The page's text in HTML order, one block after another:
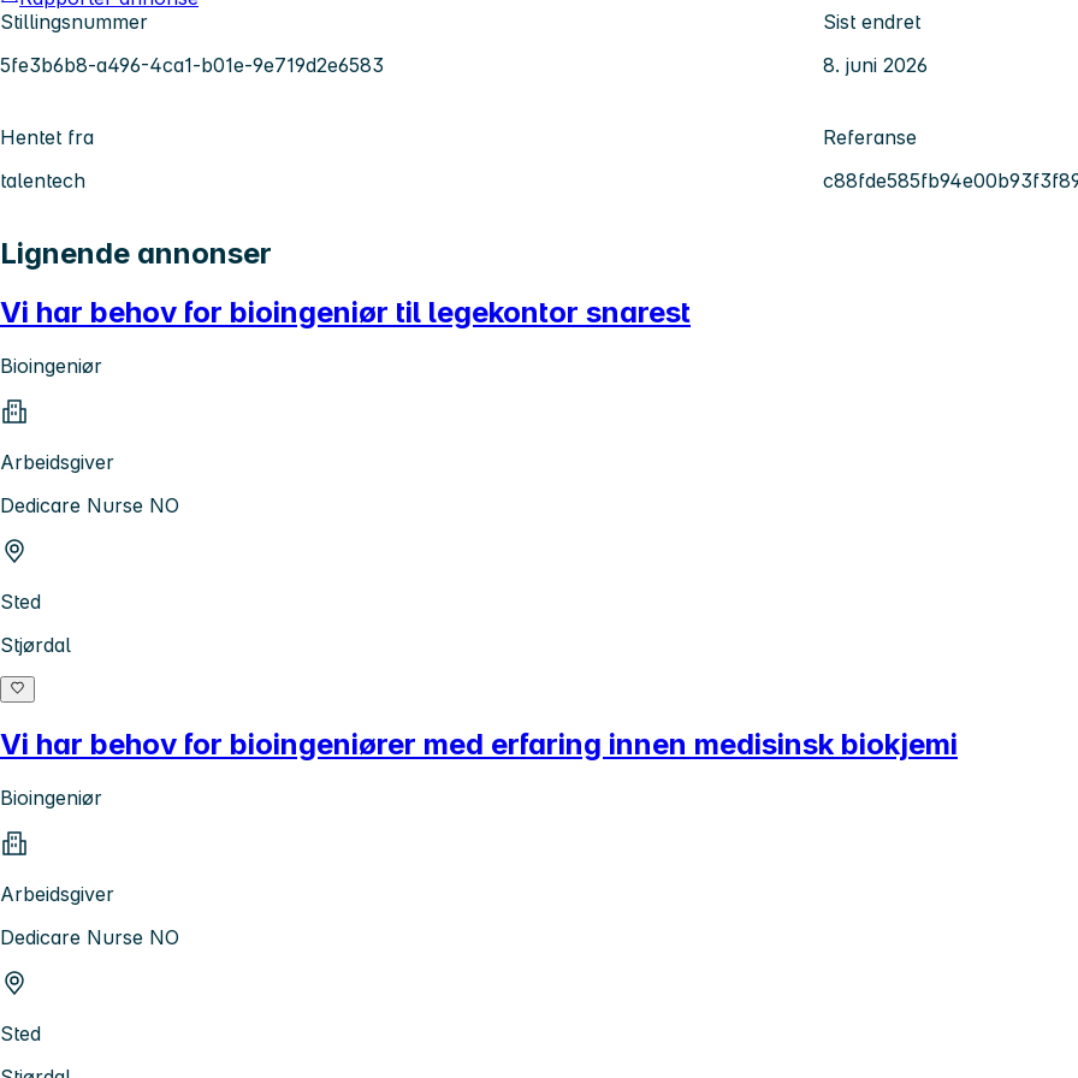
Stillingsnummer
5fe3b6b8-a496-4ca1-b01e-9e719d2e6583
Sist endret
8. juni 2026
Hentet fra
talentech
Referanse
Lignende annonser
Vi har behov for bioingeniør til legekontor snarest
Bioingeniør
Arbeidsgiver
Dedicare Nurse NO
Sted
Stjørdal
Vi har behov for bioingeniører med erfaring innen medisinsk biokjemi
Bioingeniør
Arbeidsgiver
Dedicare Nurse NO
Sted